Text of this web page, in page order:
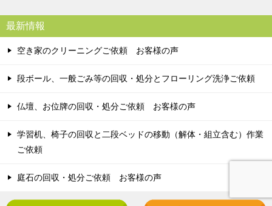
最新情報
空き家のクリーニングご依頼 お客様の声
段ボール、一般ごみ等の回収・処分とフローリング洗浄ご依頼
仏壇、お位牌の回収・処分ご依頼 お客様の声
学習机、椅子の回収と二段ベッドの移動（解体・組立含む）作業
ご依頼
庭石の回収・処分ご依頼 お客様の声